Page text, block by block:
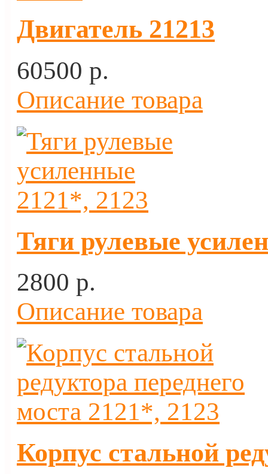
Двигатель 21213
60500 p.
Описание товара
Тяги рулевые
2800 p.
Описание товара
Корпус стальной